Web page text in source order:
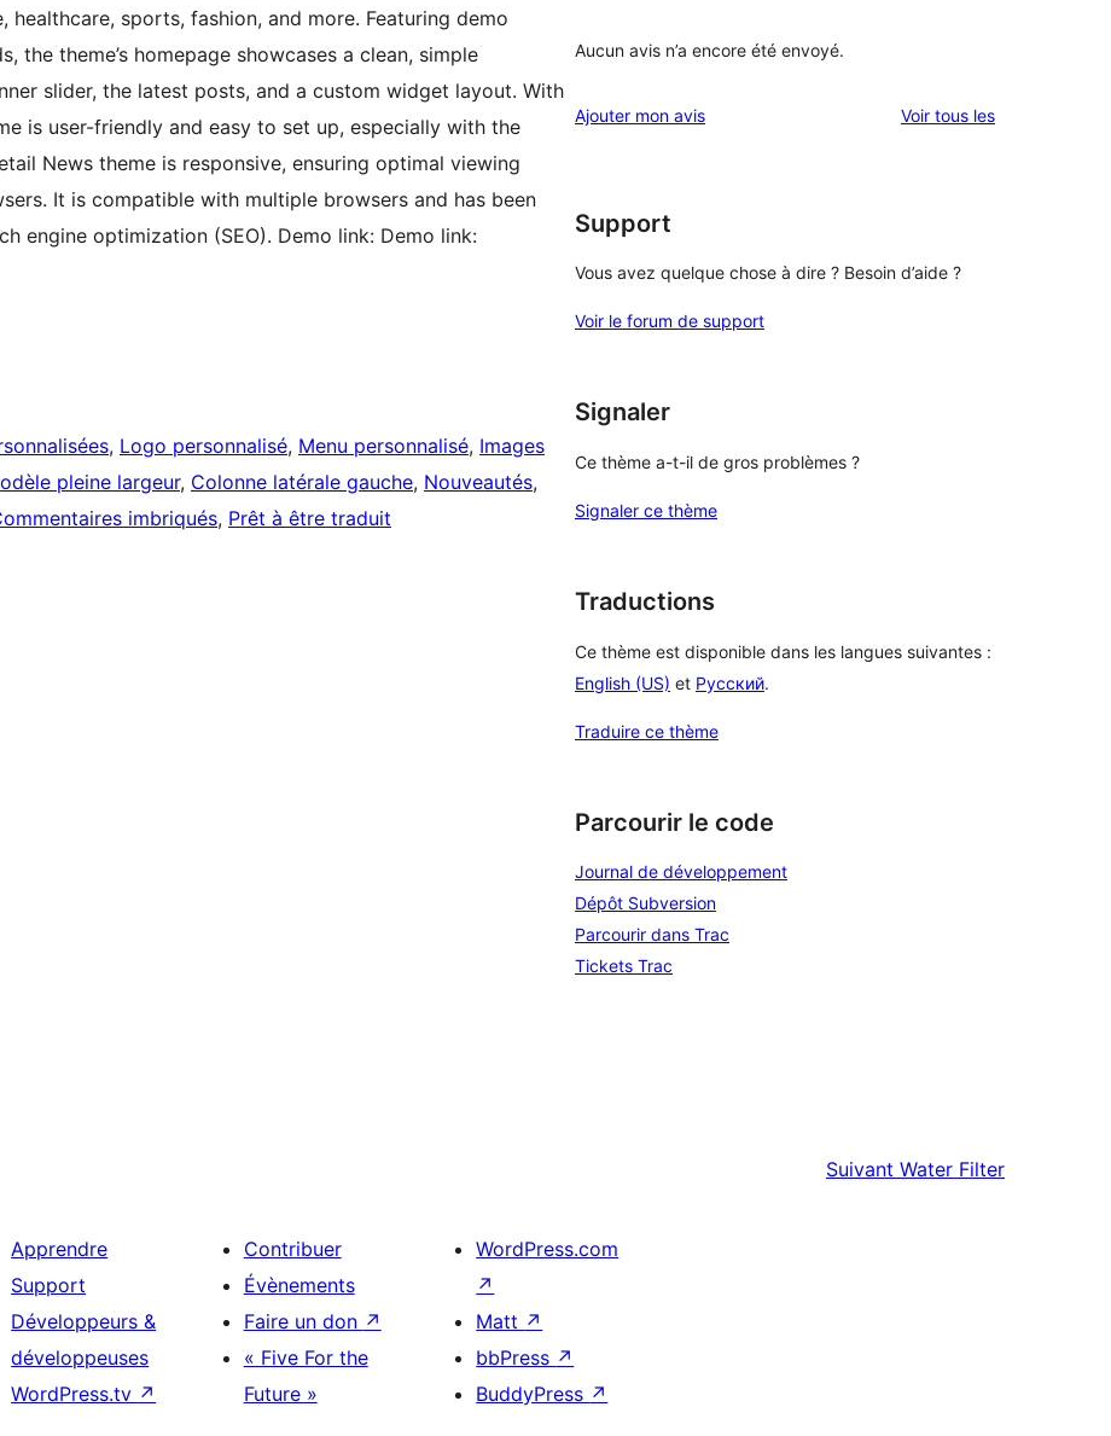
sports, fashion, and more. Featuring demo
theme’s homepage showcases a clean, simple
slider, the latest posts, and a custom widget layout. With
is user-friendly and easy to set up, especially with the
News theme is responsive, ensuring optimal viewing
It is compatible with multiple browsers and has been
engine optimization (SEO). Demo link: Demo link:
, Logo personnalisé, Menu personnalisé, Images
pleine largeur, Colonne latérale gauche, Nouveautés
imbriqués, Prêt à être traduit
Aucun avis n’a encore été envoyé.
Ajouter mon avis Voir tous lesavis
Support
Vous avez quelque chose à dire ? Besoin d’aide ?
Voir le forum de support
Signaler
Ce thème a-t-il de gros problèmes ?
Signaler ce thème
Traductions
Ce thème est disponible dans les langues suivantes :
English (US) et Русский.
Traduire ce thème
Parcourir le code
Journal de développement
Dépôt Subversion
Parcourir dans Trac
Tickets Trac
Suivant Water Filter
Apprendre
Support
Développeurs &
développeuses
WordPress.tv ↗
Contribuer
Évènements
Faire un don ↗
« Five For the
Future »
WordPress.com
↗
Matt ↗
bbPress ↗
BuddyPress ↗